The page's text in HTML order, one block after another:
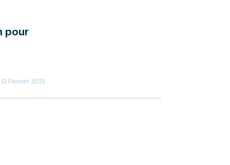
pour
Février 2025